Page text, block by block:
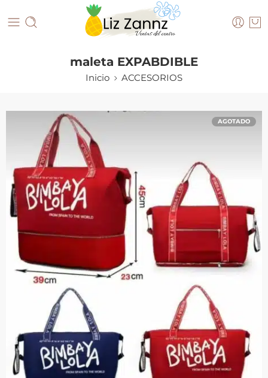
maleta EXPABDIBLE
Inicio ACCESORIOS
AGOTADO